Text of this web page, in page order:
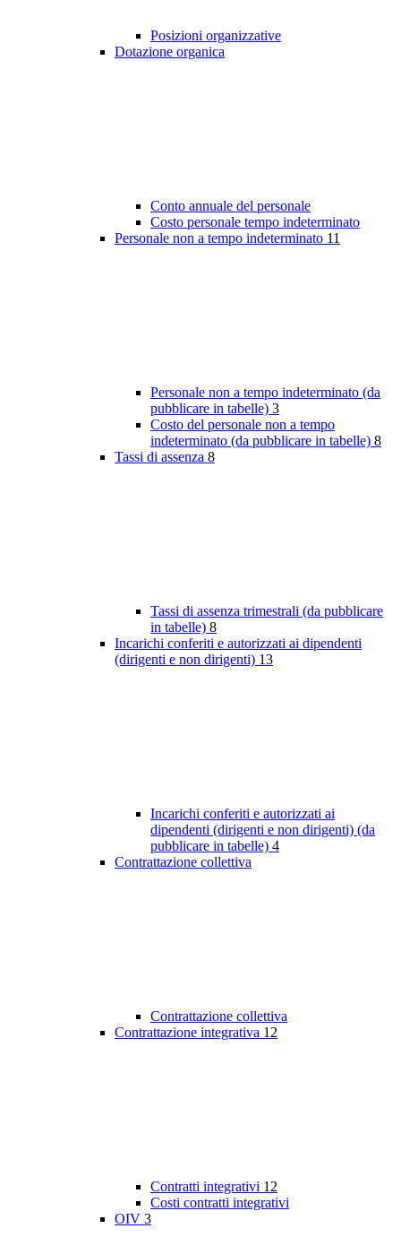
Posizioni organizzative
Dotazione organica
Conto annuale del personale
Costo personale tempo indeterminato
Personale non a tempo indeterminato 11
Personale non a tempo indeterminato (da
pubblicare in tabelle) 3
Costo del personale non a tempo
indeterminato (da pubblicare in tabelle) 8
Tassi di assenza 8
Tassi di assenza trimestrali (da pubblicare
in tabelle) 8
Incarichi conferiti e autorizzati ai dipendenti
(dirigenti e non dirigenti) 13
Incarichi conferiti e autorizzati ai
dipendenti (dirigenti e non dirigenti) (da
pubblicare in tabelle) 4
Contrattazione collettiva
Contrattazione collettiva
Contrattazione integrativa 12
Contratti integrativi 12
Costi contratti integrativi
OIV 3